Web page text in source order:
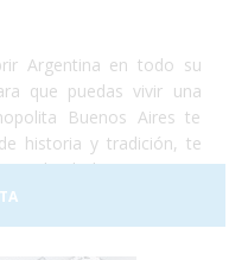
Argentina en todo su
que puedas vivir una
Buenos Aires te
historia y tradición, te
la imponencia
al sentir la
y podrás disfrutar